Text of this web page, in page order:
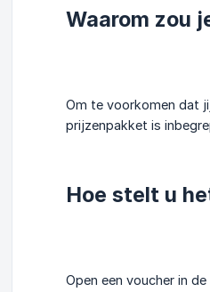
Waarom zou
Om te voorkomen dat
prijzenpakket is
Hoe stelt u
Open een voucher in